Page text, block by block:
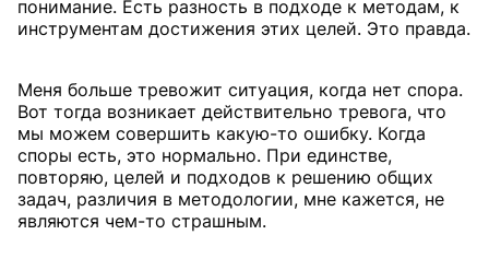
понимание. Есть разность в подходе к методам, к
инструментам достижения этих целей. Это правда.
Меня больше тревожит ситуация, когда нет спора.
Вот тогда возникает действительно тревога, что
мы можем совершить какую-то ошибку. Когда
споры есть, это нормально. При единстве,
повторяю, целей и подходов к решению общих
задач, различия в методологии, мне кажется, не
являются чем-то страшным.